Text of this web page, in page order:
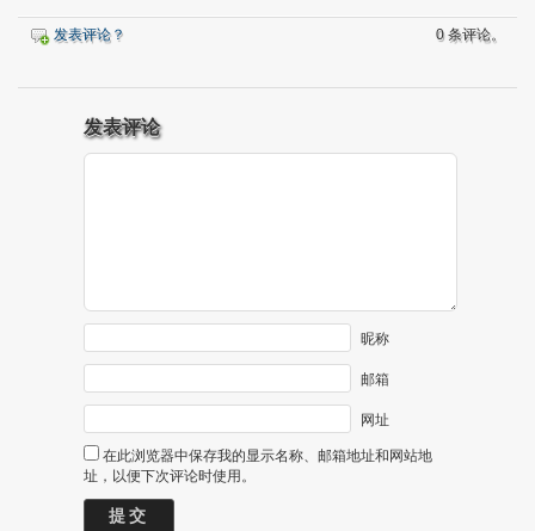
发表评论？ 0 条评论。
发表评论
昵称
邮箱
网址
在此浏览器中保存我的显示名称、邮箱地址和网站地
址，以便下次评论时使用。